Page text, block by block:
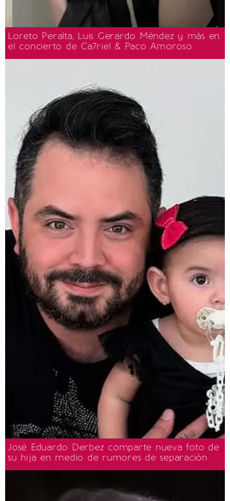
Loreto Peralta, Luis Gerardo Méndez y más en
el concierto de Ca7riel & Paco Amoroso
José Eduardo Derbez comparte nueva foto de
su hija en medio de rumores de separación